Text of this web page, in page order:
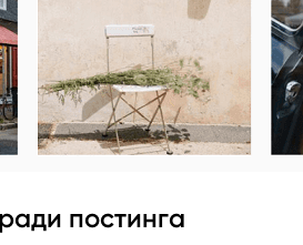
постинга